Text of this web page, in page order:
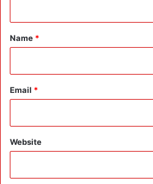
*
Name *
Email *
Website